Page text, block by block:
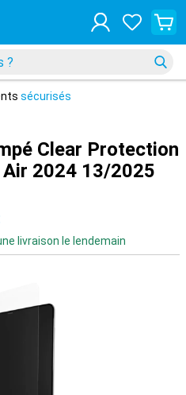
sécurisés
Clear Protection
Air 2024 13/2025
livraison le lendemain